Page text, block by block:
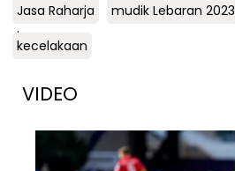
Jasa Raharja
mudik Lebaran 2023
.
kecelakaan
VIDEO